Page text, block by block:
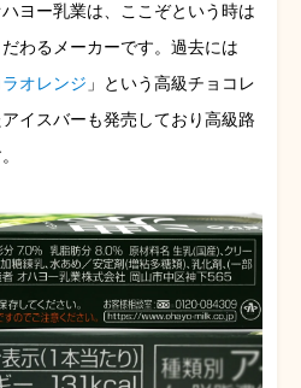
ヨー乳業は、ここぞという時は
わるメーカーです。過去には
オレンジ 」という高級チョコレ
イスバーも発売しており高級路